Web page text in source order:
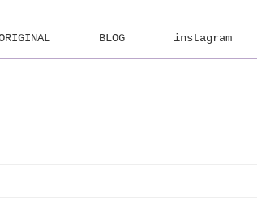
BLOG instagram